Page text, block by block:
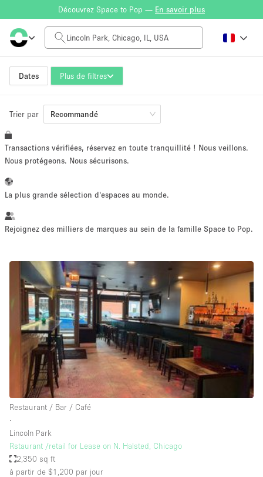
Découvrez Space to Pop — En savoir plus
Dates Plus de filtres
Tarif à la journée
$0
Taille de l'espace
~ 13 personnes
Vente au
détail
Showroom Événement Art Alimentation
Séance de
photo
Conférence Réunion Bureaux
Local
Commercial
Partagé
Type de l'espace
Atelier
Autre
Trier par Recommandé
Transactions vérifiées, réservez en toute tranquillité ! Nous veillons.
Nous protégeons. Nous sécurisons.
La plus grande sélection d'espaces au monde.
Rejoignez des milliers de marques au sein de la famille Space to Pop.
Restaurant / Bar / Café
∙
Lincoln Park
Rstaurant /retail for Lease on N. Halsted, Chicago
2,350 sq ft
à partir de $1,200 par jour